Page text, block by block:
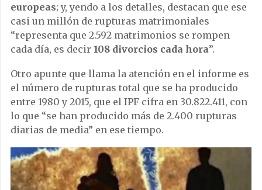
europeas; y, yendo a los detalles, destacan que ese
casi un millón de rupturas matrimoniales
“representa que 2.592 matrimonios se rompen
cada día, es decir 108 divorcios cada hora”.
Otro apunte que llama la atención en el informe es
el número de rupturas total que se ha producido
entre 1980 y 2015, que el IPF cifra en 30.822.411, con
lo que “se han producido más de 2.400 rupturas
diarias de media” en ese tiempo.